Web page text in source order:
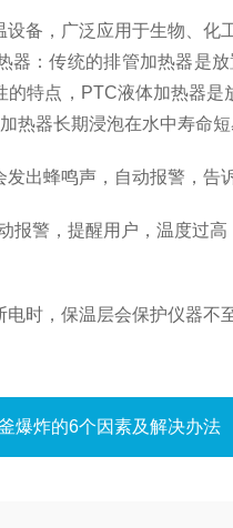
备，广泛应用于生物、化
器：传统的排管加热器是
的特点，PTC液体加热器
热器长期浸泡在水中寿命短
出蜂鸣声，自动报警，告
警，提醒用户，温度过
时，保温层会保护仪器不
爆炸的6个因素及解决办法